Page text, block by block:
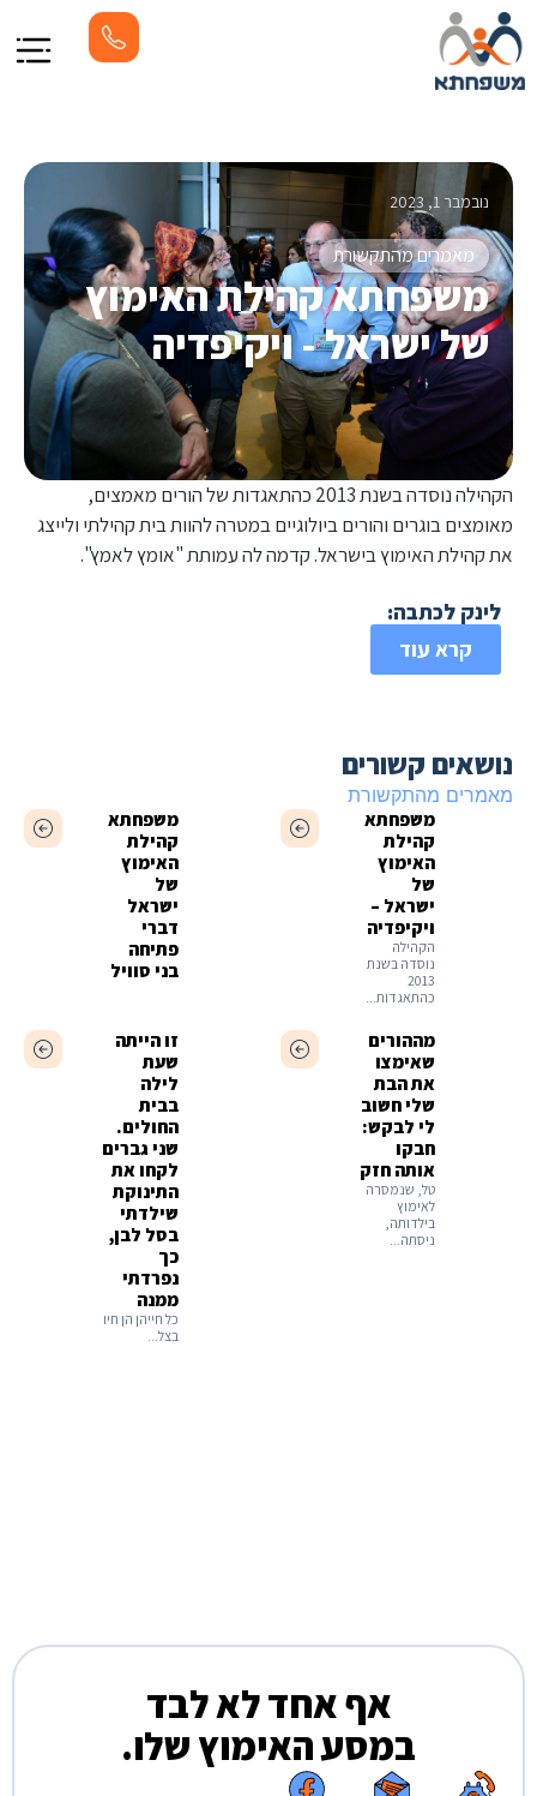
נובמבר 1, 2023
מאמרים מהתקשורת
משפחתא קהילת האימוץ
של ישראל - ויקיפדיה
הקהילה נוסדה בשנת 2013 כהתאגדות של הורים מאמצים,
מאומצים בוגרים והורים ביולוגיים במטרה להוות בית קהילתי ולייצג
את קהילת האימוץ בישראל. קדמה לה עמותת "אומץ לאמץ".
לינק לכתבה:
קרא עוד
נושאים קשורים
מאמרים מהתקשורת
משפחתא
קהילת
האימוץ
של
ישראל –
ויקיפדיה
הקהילה
נוסדה בשנת
2013
כהתאגדות...
משפחתא
קהילת
האימוץ
של
ישראל
דברי
פתיחה
בני סוויל
מההורים
שאימצו
את הבת
שלי חשוב
לי לבקש:
חבקו
אותה חזק
טל, שנמסרה
לאימוץ
בילדותה,
ניסתה...
זו הייתה
שעת
לילה
בבית
החולים.
שני גברים
לקחו את
התינוקת
שילדתי
בסל לבן,
כך
נפרדתי
ממנה
כל חייהן הן חיו
בצל...
אף אחד לא לבד
במסע האימוץ שלו.